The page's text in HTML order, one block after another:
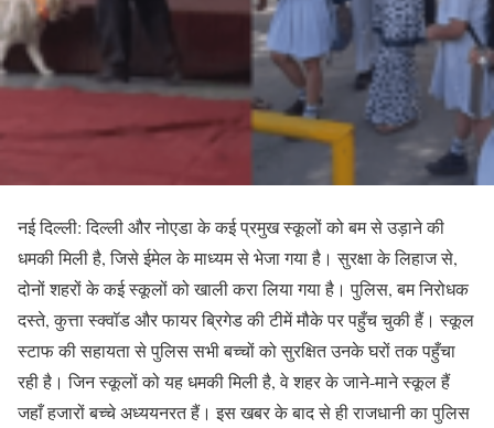
नई दिल्ली: दिल्ली और नोएडा के कई प्रमुख स्कूलों को बम से उड़ाने की
धमकी मिली है, जिसे ईमेल के माध्यम से भेजा गया है। सुरक्षा के लिहाज से,
दोनों शहरों के कई स्कूलों को खाली करा लिया गया है। पुलिस, बम निरोधक
दस्ते, कुत्ता स्क्वॉड और फायर ब्रिगेड की टीमें मौके पर पहुँच चुकी हैं। स्कूल
स्टाफ की सहायता से पुलिस सभी बच्चों को सुरक्षित उनके घरों तक पहुँचा
रही है। जिन स्कूलों को यह धमकी मिली है, वे शहर के जाने-माने स्कूल हैं
जहाँ हजारों बच्चे अध्ययनरत हैं। इस खबर के बाद से ही राजधानी का पुलिस